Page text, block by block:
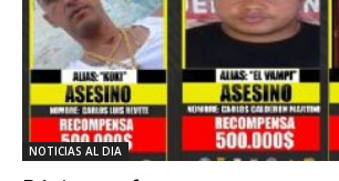
NOTICIAS AL DIA